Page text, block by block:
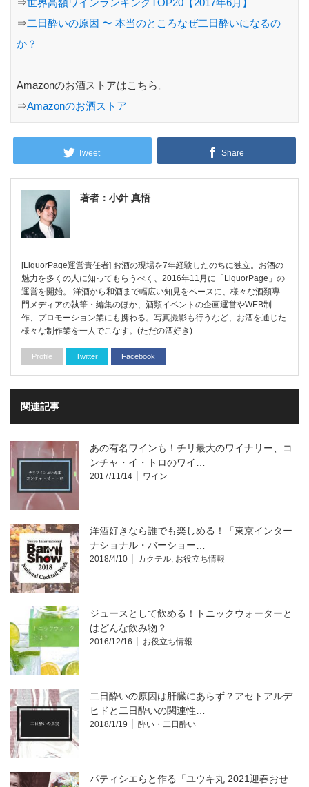
⇒二日酔いの原因 〜 本当のところなぜ二日酔いになるの
か？
Amazonのお酒ストアはこちら。
⇒Amazonのお酒ストア
Tweet Share
著者：小針 真悟
[LiquorPage運営責任者] お酒の現場を7年経験したのちに独立。お酒の
魅力を多くの人に知ってもらうべく、2016年11月に「LiquorPage」の
運営を開始。 洋酒から和酒まで幅広い知見をベースに、様々な酒類専
門メディアの執筆・編集のほか、酒類イベントの企画運営やWEB制
作、プロモーション業にも携わる。写真撮影も行うなど、お酒を通じた
様々な制作業を一人でこなす。(ただの酒好き)
Profile Twitter Facebook
関連記事
あの有名ワインも！チリ最大のワイナリー、コ
ンチャ・イ・トロのワイ…
2017/11/14 ワイン
洋酒好きなら誰でも楽しめる！「東京インター
ナショナル・バーショー…
2018/4/10 カクテル, お役立ち情報
ジュースとして飲める！トニックウォーターと
はどんな飲み物？
2016/12/16 お役立ち情報
二日酔いの原因は肝臓にあらず？アセトアルデ
ヒドと二日酔いの関連性…
2018/1/19 酔い・二日酔い
パティシエらと作る「ユウキ丸 2021迎春おせ